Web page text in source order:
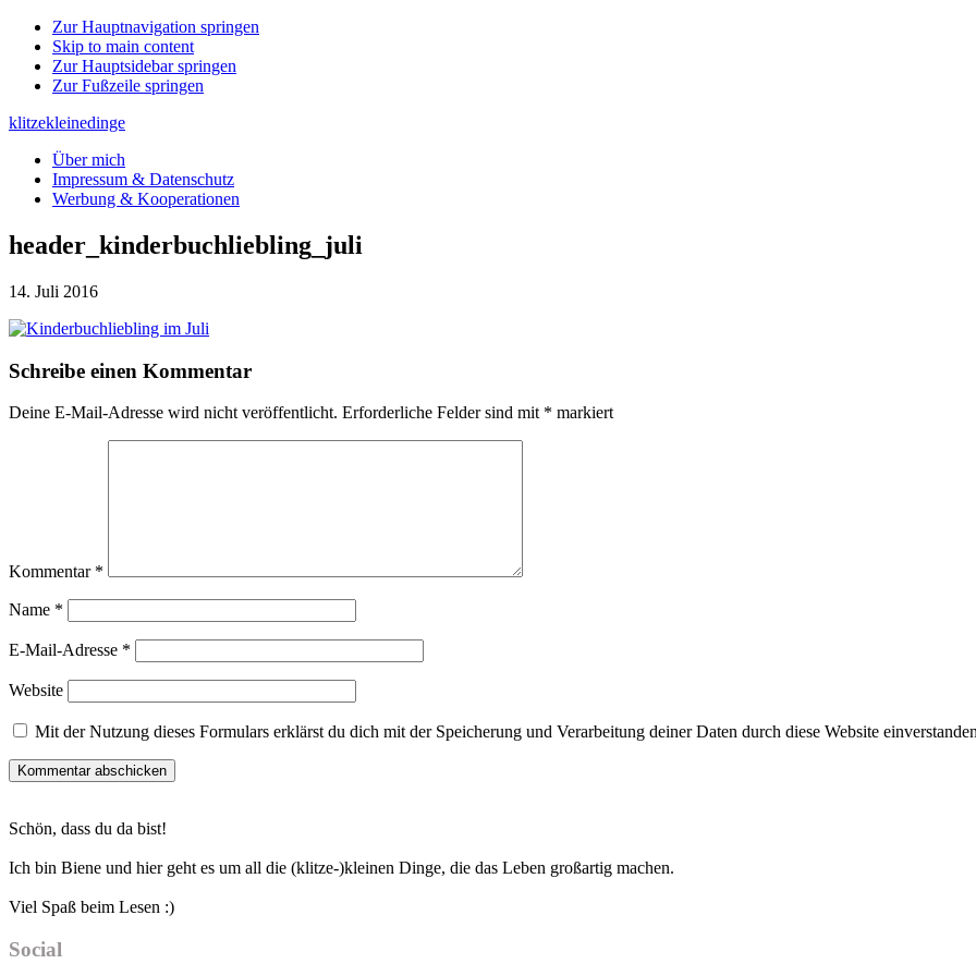
Zur Hauptnavigation springen
Skip to main content
Zur Hauptsidebar springen
Zur Fußzeile springen
klitzekleinedinge
Über mich
Impressum & Datenschutz
Werbung & Kooperationen
header_kinderbuchliebling_juli
14. Juli 2016
Leser-
Schreibe einen Kommentar
Deine E-Mail-Adresse wird nicht veröffentlicht. Erforderliche Felder sind mit * markiert
Kommentar *
Name *
E-Mail-Adresse *
Website
Mit der Nutzung dieses Formulars erklärst du dich mit der Speicherung und Verarbeitung deiner Daten durch diese Website
Sidebar
Schön, dass du da bist!
Ich bin Biene und hier geht es um all die (klitze-)kleinen Dinge, die das Leben großartig machen.
Viel Spaß beim Lesen :)
Social